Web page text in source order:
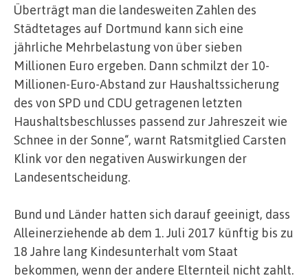
Überträgt man die landesweiten Zahlen des
Städtetages auf Dortmund kann sich eine
jährliche Mehrbelastung von über sieben
Millionen Euro ergeben. Dann schmilzt der 10-
Millionen-Euro-Abstand zur Haushaltssicherung
des von SPD und CDU getragenen letzten
Haushaltsbeschlusses passend zur Jahreszeit wie
Schnee in der Sonne“, warnt Ratsmitglied Carsten
Klink vor den negativen Auswirkungen der
Landesentscheidung.
Bund und Länder hatten sich darauf geeinigt, dass
Alleinerziehende ab dem 1. Juli 2017 künftig bis zu
18 Jahre lang Kindesunterhalt vom Staat
bekommen, wenn der andere Elternteil nicht zahlt.